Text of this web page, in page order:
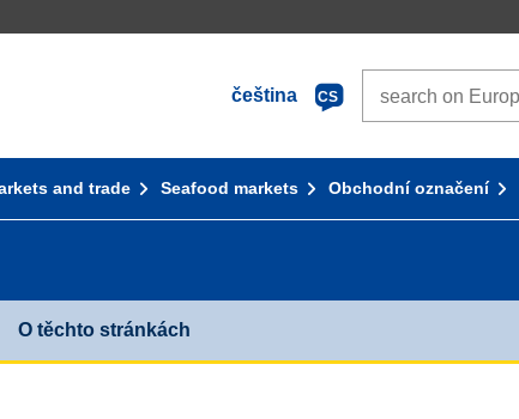
čeština
CS
and trade Seafood markets Obchodní označení
O těchto stránkách